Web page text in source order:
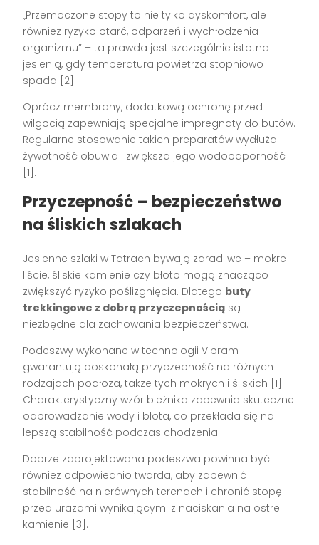
„Przemoczone stopy to nie tylko dyskomfort, ale
również ryzyko otarć, odparzeń i wychłodzenia
organizmu” – ta prawda jest szczególnie istotna
jesienią, gdy temperatura powietrza stopniowo
spada [2].
Oprócz membrany, dodatkową ochronę przed
wilgocią zapewniają specjalne impregnaty do butów.
Regularne stosowanie takich preparatów wydłuża
żywotność obuwia i zwiększa jego wodoodporność
[1].
Przyczepność – bezpieczeństwo
na śliskich szlakach
Jesienne szlaki w Tatrach bywają zdradliwe – mokre
liście, śliskie kamienie czy błoto mogą znacząco
zwiększyć ryzyko poślizgnięcia. Dlatego buty
trekkingowe z dobrą przyczepnością są
niezbędne dla zachowania bezpieczeństwa.
Podeszwy wykonane w technologii Vibram
gwarantują doskonałą przyczepność na różnych
rodzajach podłoża, także tych mokrych i śliskich [1].
Charakterystyczny wzór bieżnika zapewnia skuteczne
odprowadzanie wody i błota, co przekłada się na
lepszą stabilność podczas chodzenia.
Dobrze zaprojektowana podeszwa powinna być
również odpowiednio twarda, aby zapewnić
stabilność na nierównych terenach i chronić stopę
przed urazami wynikającymi z naciskania na ostre
kamienie [3].